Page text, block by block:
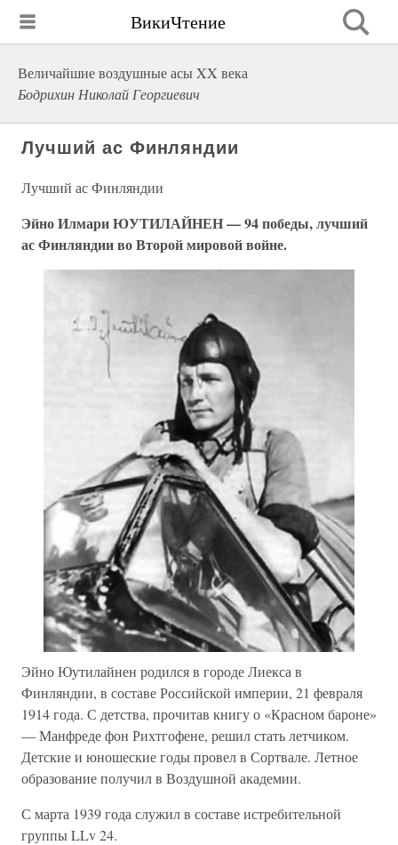
ВикиЧтение
Величайшие воздушные асы XX века
Бодрихин Николай Георгиевич
Лучший ас Финляндии
Лучший ас Финляндии
Эйно Илмари ЮУТИЛАЙНЕН — 94 победы, лучший
ас Финляндии во Второй мировой войне.
Эйно Юутилайнен родился в городе Лиекса в
Финляндии, в составе Российской империи, 21 февраля
1914 года. С детства, прочитав книгу о «Красном бароне»
— Манфреде фон Рихтгофене, решил стать летчиком.
Детские и юношеские годы провел в Сортвале. Летное
образование получил в Воздушной академии.
С марта 1939 года служил в составе истребительной
группы LLv 24.